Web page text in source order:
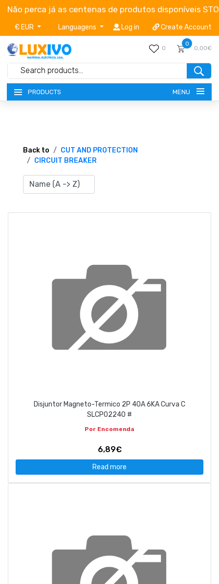
Não perca já as centenas de produtos disponíveis
€ EUR Languagens Log in Create Account
0
0
0,00€
PRODUCTS MENU
TERMS OF SERVICE
geral@luxivo.pt
Back to
CUT AND PROTECTION
CIRCUIT BREAKER
Disjuntor Magneto-Termico 2P 40A 6KA Curva C
SLCP02240 #
Por Encomenda
6,89€
Read more